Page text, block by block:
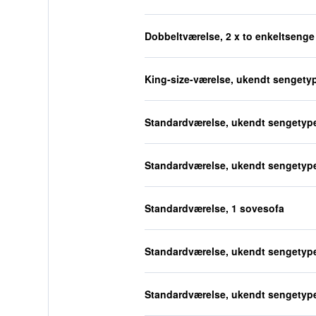
Dobbeltværelse, 2 x to enkeltsenge
King-size-værelse, ukendt
Standardværelse, ukendt
Standardværelse, ukendt
Standardværelse, 1 sovesofa
Standardværelse, ukendt
Standardværelse, ukendt